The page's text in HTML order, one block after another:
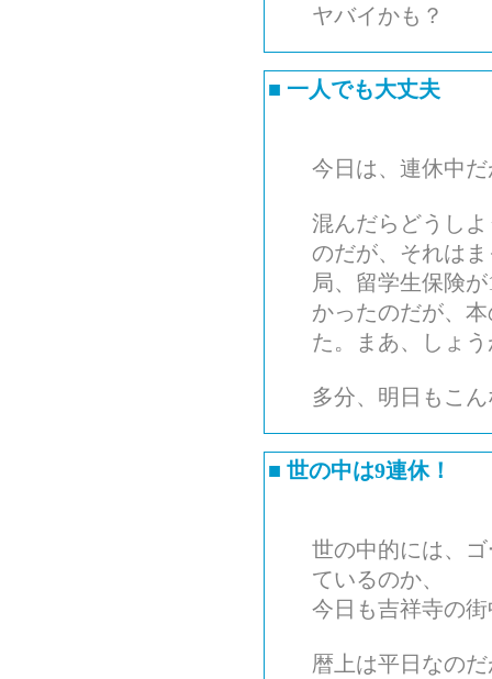
ヤバイかも？
■ 一人でも大丈夫
今日は、連休中
混んだらどうし
のだが、それは
局、留学生保険
かったのだが、
た。まあ、しょ
多分、明日もこ
■ 世の中は9連休！
世の中的には、
ているのか、
今日も吉祥寺の
暦上は平日なの